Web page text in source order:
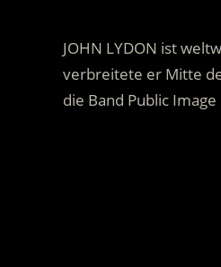
JOHN LYDON ist
verbreitete er Mitte
die Band Public